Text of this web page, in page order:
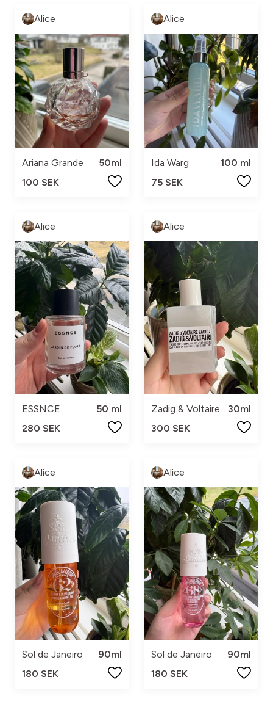
Alice
Ariana Grande
50ml
100 SEK
Alice
Ida Warg
100 ml
75 SEK
Alice
ESSNCE
50 ml
280 SEK
Alice
Zadig & Voltaire
30ml
300 SEK
Alice
Sol de Janeiro
90ml
180 SEK
Alice
Sol de Janeiro
90ml
180 SEK